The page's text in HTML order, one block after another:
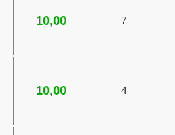
10,00 7
10,00 4